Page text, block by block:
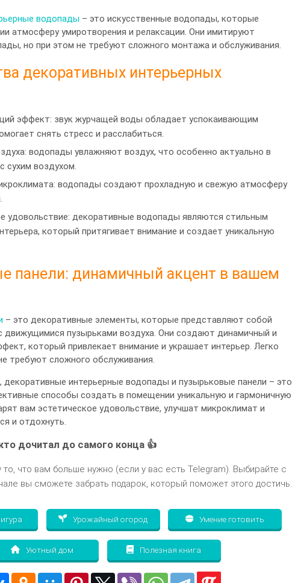
водопады – это искусственные водопады, которые
атмосферу умиротворения и релаксации. Они имитируют
но при этом не требуют сложного монтажа и обслуживания.
декоративных интерьерных
эффект: звук журчащей воды обладает успокаивающим
снять стресс и расслабиться.
водопады увлажняют воздух, что особенно актуально в
сухим воздухом.
водопады создают прохладную и свежую атмосферу
удовольствие: декоративные водопады являются стильным
который притягивает внимание и создает уникальную
панели: динамичный акцент в вашем
– это декоративные элементы, которые представляют собой
движущимися пузырьками воздуха. Они создают динамичный и
который привлекает внимание и украшает интерьер. Легко
требуют сложного обслуживания.
декоративные интерьерные водопады и пузырьковые панели – это
способы создать в помещении уникальную и гармоничную
вам эстетическое удовольствие, улучшат микроклимат и
и отдохнуть.
дочитал до самого конца 👍
то, что вам больше нужно (если у вас есть Telegram). Выбирайте с
вы сможете забрать подарок, который поможет этого достичь.
Урожайный огород Умение готовить
Уютный дом Полезная книга